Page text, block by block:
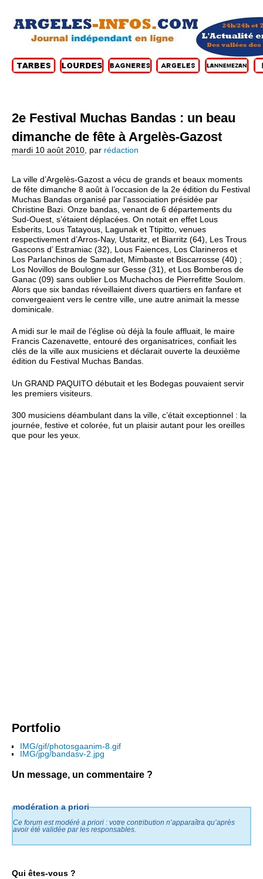
2e Festival Muchas Bandas : un beau
dimanche de fête à Argelès-Gazost
mardi 10 août 2010 par rédaction
La ville d’Argelès-Gazost a vécu de grands et beaux moments
de fête dimanche 8 août à l’occasion de la 2e édition du Festival
Muchas Bandas organisé par l’association présidée par
Christine Bazi. Onze bandas, venant de 6 départements du
Sud-Ouest, s’étaient déplacées. On notait en effet Lous
Esberits, Lous Tatayous, Lagunak et Ttipitto, venues
respectivement d’Arros-Nay, Ustaritz, et Biarritz (64), Les Trous
Gascons d’ Estramiac (32), Lous Faiences, Los Clarineros et
Los Parlanchinos de Samadet, Mimbaste et Biscarrosse (40) ;
Los Novillos de Boulogne sur Gesse (31), et Los Bomberos de
Ganac (09) sans oublier Los Muchachos de Pierrefitte Soulom.
Alors que six bandas réveillaient divers quartiers en fanfare et
convergeaient vers le centre ville, une autre animait la messe
dominicale.
A midi sur le mail de l’église où déjà la foule affluait, le maire
Francis Cazenavette, entouré des organisatrices, confiait les
clés de la ville aux musiciens et déclarait ouverte la deuxième
édition du Festival Muchas Bandas.
Un GRAND PAQUITO débutait et les Bodegas pouvaient servir
les premiers visiteurs.
300 musiciens déambulant dans la ville, c’était exceptionnel : la
journée, festive et colorée, fut un plaisir autant pour les oreilles
que pour les yeux.
Portfolio
IMG/gif/photosgaanim-8.gif
IMG/jpg/bandasv-2.jpg
Un message, un commentaire ?
modération a priori
Ce forum est modéré a priori : votre contribution n’apparaîtra qu’après
avoir été validée par les responsables.
Qui êtes-vous ?